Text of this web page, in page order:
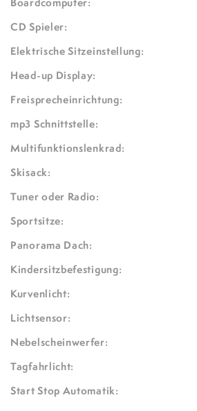
CD Spieler:
Elektrische Sitzeinstellung:
Head-up Display:
Freisprecheinrichtung:
mp3 Schnittstelle:
Multifunktionslenkrad:
Skisack:
Tuner oder Radio:
Sportsitze:
Panorama Dach:
Kindersitzbefestigung:
Kurvenlicht:
Lichtsensor:
Nebelscheinwerfer:
Tagfahrlicht:
Start Stop Automatik: